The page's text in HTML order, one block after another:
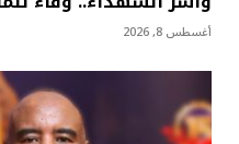
أغسطس 8, 2026